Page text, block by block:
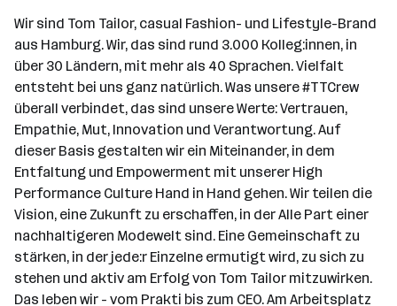
Wir sind Tom Tailor, casual Fashion- und Lifestyle-Brand
aus Hamburg. Wir, das sind rund 3.000 Kolleg:innen, in
über 30 Ländern, mit mehr als 40 Sprachen. Vielfalt
entsteht bei uns ganz natürlich. Was unsere #TTCrew
überall verbindet, das sind unsere Werte: Vertrauen,
Empathie, Mut, Innovation und Verantwortung. Auf
dieser Basis gestalten wir ein Miteinander, in dem
Entfaltung und Empowerment mit unserer High
Performance Culture Hand in Hand gehen. Wir teilen die
Vision, eine Zukunft zu erschaffen, in der Alle Part einer
nachhaltigeren Modewelt sind. Eine Gemeinschaft zu
stärken, in der jede:r Einzelne ermutigt wird, zu sich zu
stehen und aktiv am Erfolg von Tom Tailor mitzuwirken.
Das leben wir - vom Prakti bis zum CEO. Am Arbeitsplatz